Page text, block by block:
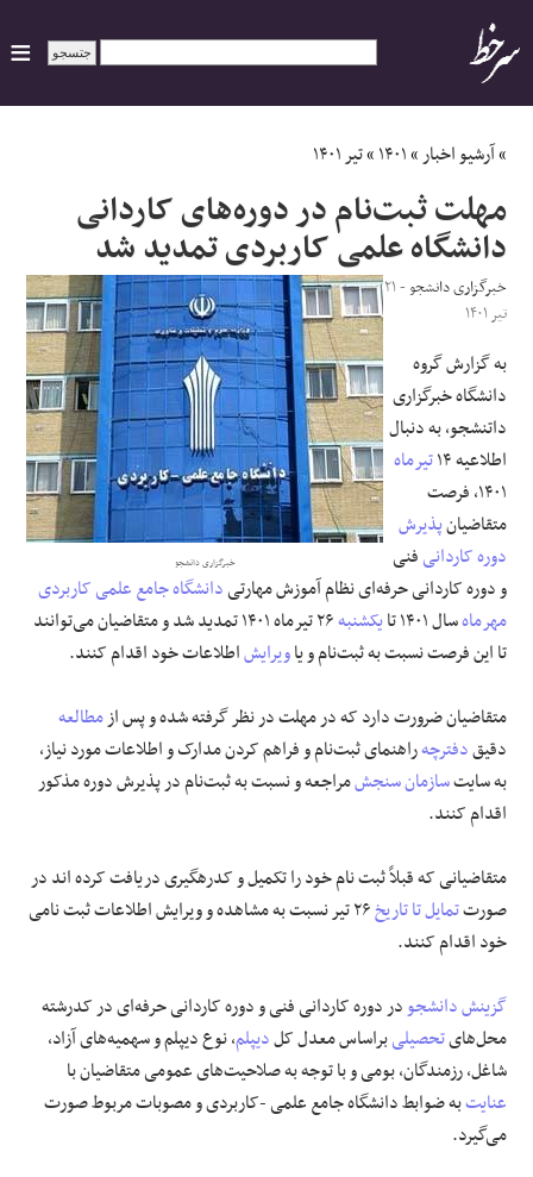
ایران
سیاسی
اقتصاد
جهان
اجتماعی
حوادث
علوم و فن آوری
فرهنگی و هنری
مقالات
»آرشیو اخبار»۱۴۰۱»تیر ۱۴۰۱
مهلت ثبت‌نام در دوره‌های کاردانی
دانشگاه علمی کاربردی تمدید شد
خبرگزاری دانشجو
خبرگزاری دانشجو - ۲۱
تیر ۱۴۰۱
به گزارش گروه
دانشگاه خبرگزاری
داتنشجو، به دنبال
اطلاعیه ۱۴
تیرماه
۱۴۰۱، فرصت
متقاضیانپذیرش
دوره کاردانیفنی
و دوره کاردانی حرفه‌ای نظام آموزش مهارتیدانشگاه جامع علمی کاربردی
مهرماهسال ۱۴۰۱ تا یکشنبه
۲۶ تیرماه ۱۴۰۱ تمدید شد و متقاضیان می‌توانند
تا این فرصت نسبت به ثبت‌نام و یاویرایشاطلاعات خود اقدام کنند.
متقاضیان ضرورت دارد که در مهلت در نظر گرفته شده و پس ازمطالعه
دقیقدفترچهراهنمای ثبت‌نام و فراهم کردن مدارک و اطلاعات مورد نیاز،
به سایتسازمان سنجشمراجعه و نسبت به ثبت‌نام در پذیرش دوره مذکور
اقدام کنند.
متقاضیانی که قبلاً ثبت نام خود را تکمیل و کدرهگیری دریافت کرده اند در
صورتتمایلتا تاریخ
۲۶ تیر نسبت به مشاهده و ویرایش اطلاعات ثبت نامی
خود اقدام کنند.
گزینشدانشجودر دوره کاردانی فنی و دوره کاردانی حرفه‌ای در کدرشته
محل‌هایتحصیلیبراساس معدل کلدیپلم، نوع دیپلم و سهمیه‌های آزاد،
شاغل، رزمندگان، بومی و با توجه به صلاحیت‌های عمومی متقاضیان با
عنایتبه ضوابط دانشگاه جامع علمی -کاربردی و مصوبات مربوط صورت
می‌گیرد.